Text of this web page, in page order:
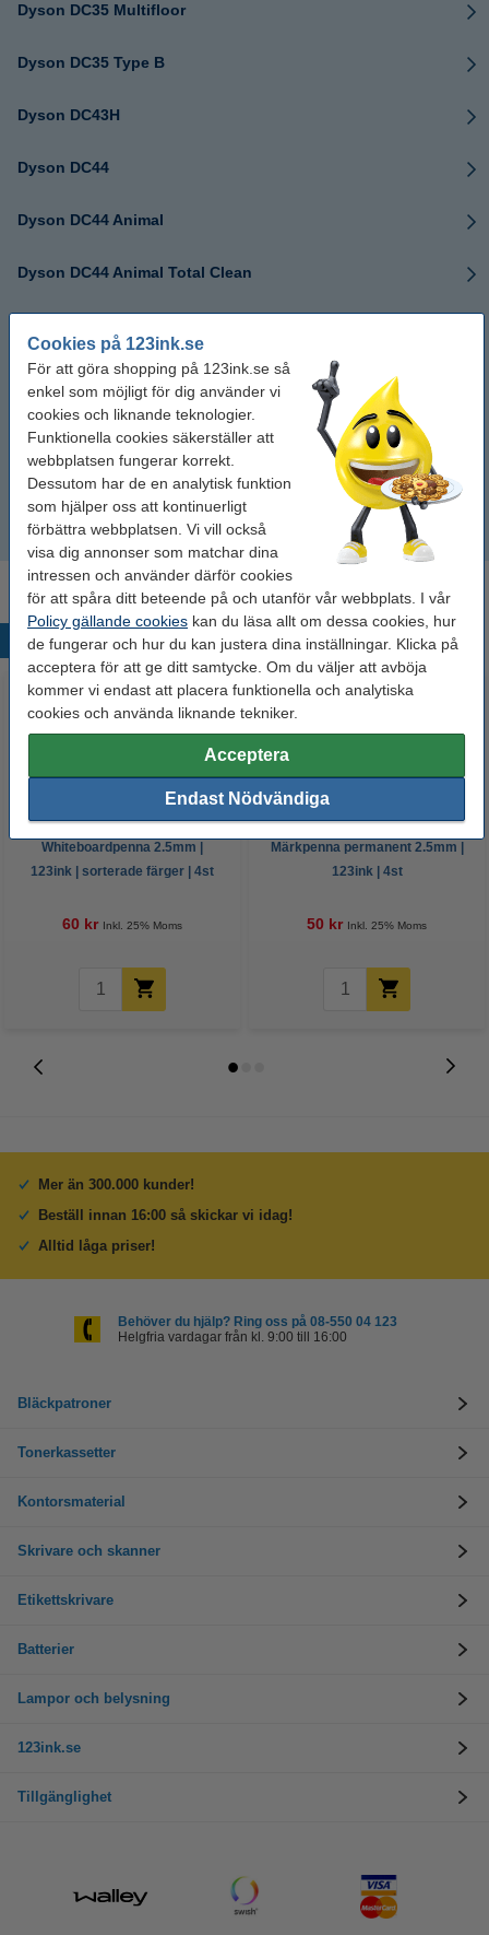
Cookies på 123ink.se
För att göra shopping på 123ink.se så
enkel som möjligt för dig använder vi
cookies och liknande teknologier.
Funktionella cookies säkerställer att
webbplatsen fungerar korrekt.
Dessutom har de en analytisk funktion
som hjälper oss att kontinuerligt
förbättra webbplatsen. Vi vill också
visa dig annonser som matchar dina
intressen och använder därför cookies
för att spåra ditt beteende på och utanför vår webbplats. I vår
Policy gällande cookies kan du läsa allt om dessa cookies, hur
de fungerar och hur du kan justera dina inställningar. Klicka på
acceptera för att ge ditt samtycke. Om du väljer att avböja
kommer vi endast att placera funktionella och analytiska
cookies och använda liknande tekniker.
Acceptera
Endast Nödvändiga
Dyson DC35 Multifloor
Dyson DC35 Type B
Dyson DC43H
Dyson DC44
Dyson DC44 Animal
Dyson DC44 Animal Total Clean
Dyson DC44 Type B
Dyson DC45
Dyson DC45 SV
Dyson DC45 Type B
Populära produkter
Whiteboardpenna 2.5mm |
123ink | sorterade färger | 4st
60 kr Inkl. 25% Moms
Märkpenna permanent 2.5mm |
123ink | 4st
50 kr Inkl. 25% Moms
Mer än 300.000 kunder!
Beställ innan 16:00 så skickar vi idag!
Alltid låga priser!
Behöver du hjälp? Ring oss på 08-550 04 123
Helgfria vardagar från kl. 9:00 till 16:00
Bläckpatroner
Tonerkassetter
Kontorsmaterial
Skrivare och skanner
Etikettskrivare
Batterier
Lampor och belysning
123ink.se
Tillgänglighet